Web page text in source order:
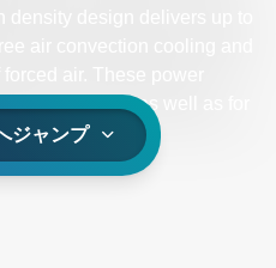
systems as well as for
ジャンプ